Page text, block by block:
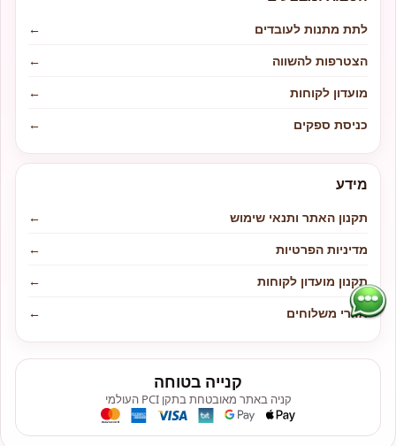
לתת מתנות לעובדים
←
הצטרפות להשווה
←
מועדון לקוחות
←
כניסת ספקים
←
מידע
תקנון האתר ותנאי שימוש
←
מדיניות הפרטיות
←
תקנון מועדון לקוחות
←
אזורי משלוחים
←
קנייה בטוחה
קניה באתר מאובטחת בתקן PCI העולמי